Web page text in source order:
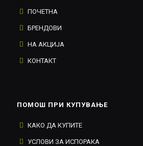
ПОЧЕТНА
БРЕНДОВИ
НА АКЦИЈА
КОНТАКТ
ПОМОШ ПРИ КУПУВАЊЕ
КАКО ДА КУПИТЕ
УСЛОВИ ЗА ИСПОРАКА